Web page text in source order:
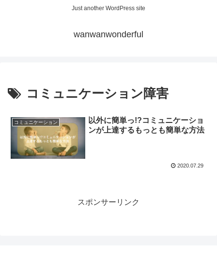
Just another WordPress site
wanwanwonderful
コミュニケーション障害
コミュニケーション
以外に簡単っ!?コミュニケーショ
ンが上達するもっとも簡単な方法
2020.07.29
スポンサーリンク